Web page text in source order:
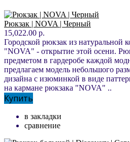
Рюкзак | NOVA | Черный
15,022.00 р.
Городской рюкзак из натуральной
"NOVA" - открытие этой осени.
предметом в гардеробе каждой
предлагаем модель небольшого
дизайна с изюминкой в виде
на кармане рюкзака "NOVA" ..
Купить
в закладки
сравнение